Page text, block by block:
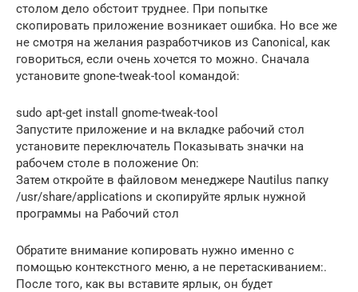
столом дело обстоит труднее. При попытке
скопировать приложение возникает ошибка. Но все же
не смотря на желания разработчиков из Canonical, как
говориться, если очень хочется то можно. Сначала
установите gnone-tweak-tool командой:
sudo apt-get install gnome-tweak-tool
Запустите приложение и на вкладке рабочий стол
установите переключатель Показывать значки на
рабочем столе в положение On:
Затем откройте в файловом менеджере Nautilus папку
/usr/share/applications и скопируйте ярлык нужной
программы на Рабочий стол
Обратите внимание копировать нужно именно с
помощью контекстного меню, а не перетаскиванием:.
После того, как вы вставите ярлык, он будет